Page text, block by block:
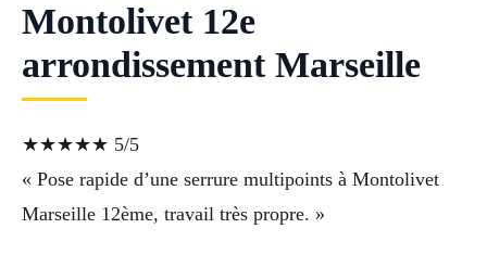
Montolivet 12e
arrondissement Marseille
★★★★★ 5/5
« Pose rapide d’une serrure multipoints à Montolivet
Marseille 12ème, travail très propre. »